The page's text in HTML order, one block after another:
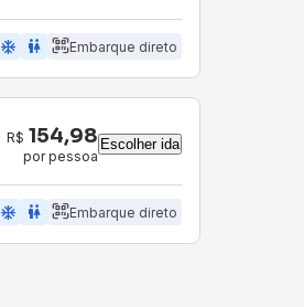
ac_unit wc Embarque direto
R$ 154,98
por pessoa
Escolher ida
ac_unit wc Embarque direto